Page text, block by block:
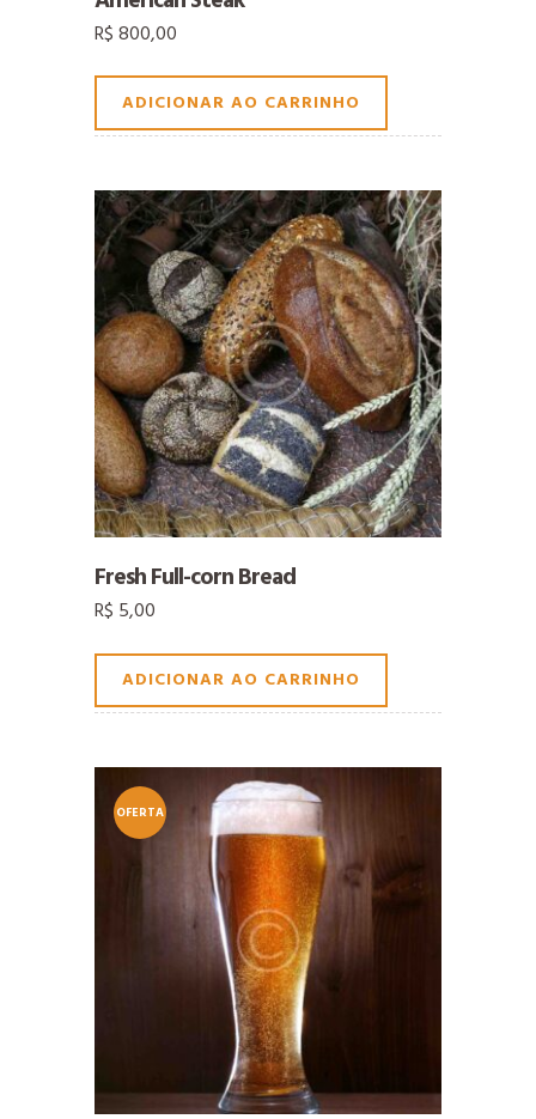
R$800,00
ADICIONAR AO CARRINHO
Fresh Full-corn Bread
R$ 5,00
ADICIONAR AO CARRINHO
OFERTA